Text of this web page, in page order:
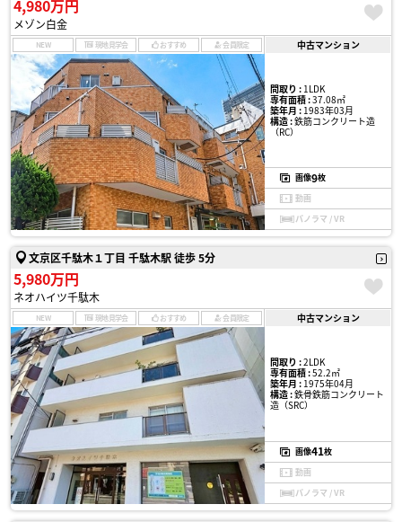
4,980万円
メゾン白金
NEW 現地見学会 おすすめ 会員限定 中古マンション
間取り :1LDK
専有面積 :37.08㎡
築年月 :1983年03月
構造 :鉄筋コンクリート造
（RC）
画像9枚
動画
パノラマ / VR
文京区千駄木１丁目 千駄木駅 徒歩 5分
5,980万円
ネオハイツ千駄木
NEW 現地見学会 おすすめ 会員限定 中古マンション
間取り :2LDK
専有面積 :52.2㎡
築年月 :1975年04月
構造 :鉄骨鉄筋コンクリート
造（SRC）
画像41枚
動画
パノラマ / VR